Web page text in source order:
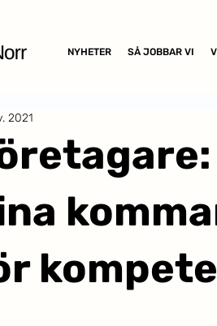
NYHETER SÅ JOBBAR VI
2021